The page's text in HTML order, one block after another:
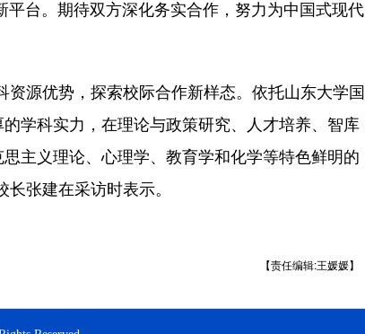
台。期待双方深化务实合作，努力为中国式现代
源优势，探索校际合作新样态。依托山东大学国
学科实力，在理论与政策研究、人才培养、智库
主义理论、心理学、教育学和化学等特色鲜明的
张建在采访时表示。
【责任编辑:王媛媛】